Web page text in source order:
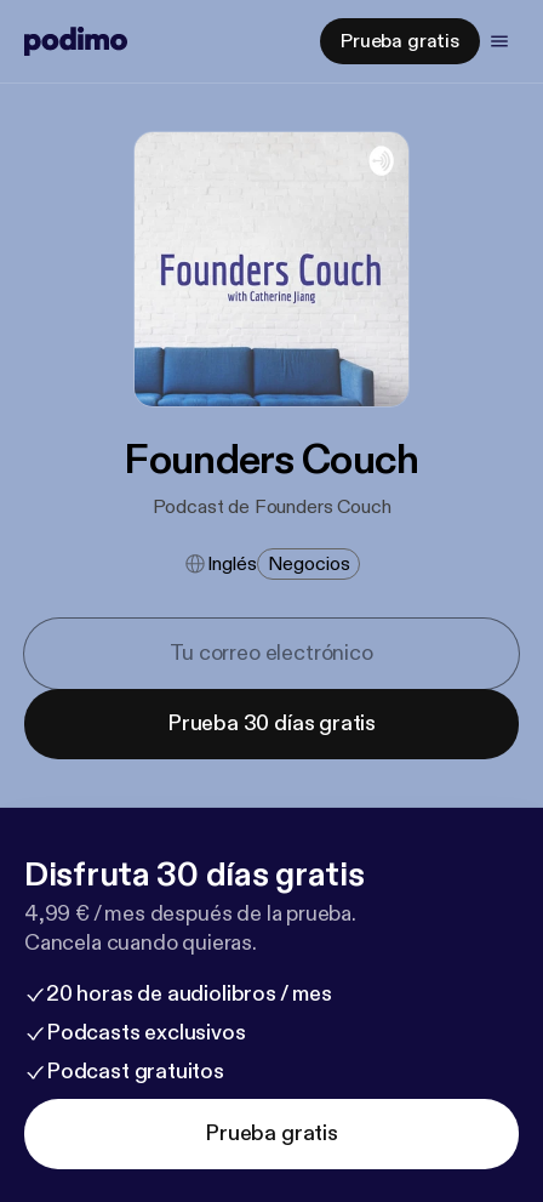
Prueba gratis
Founders Couch
Podcast de Founders Couch
Inglés Negocios
Prueba 30 días gratis
Disfruta 30 días gratis
4,99 € / mes después de la prueba.
Cancela cuando quieras.
20 horas de audiolibros / mes
Podcasts exclusivos
Podcast gratuitos
Prueba gratis